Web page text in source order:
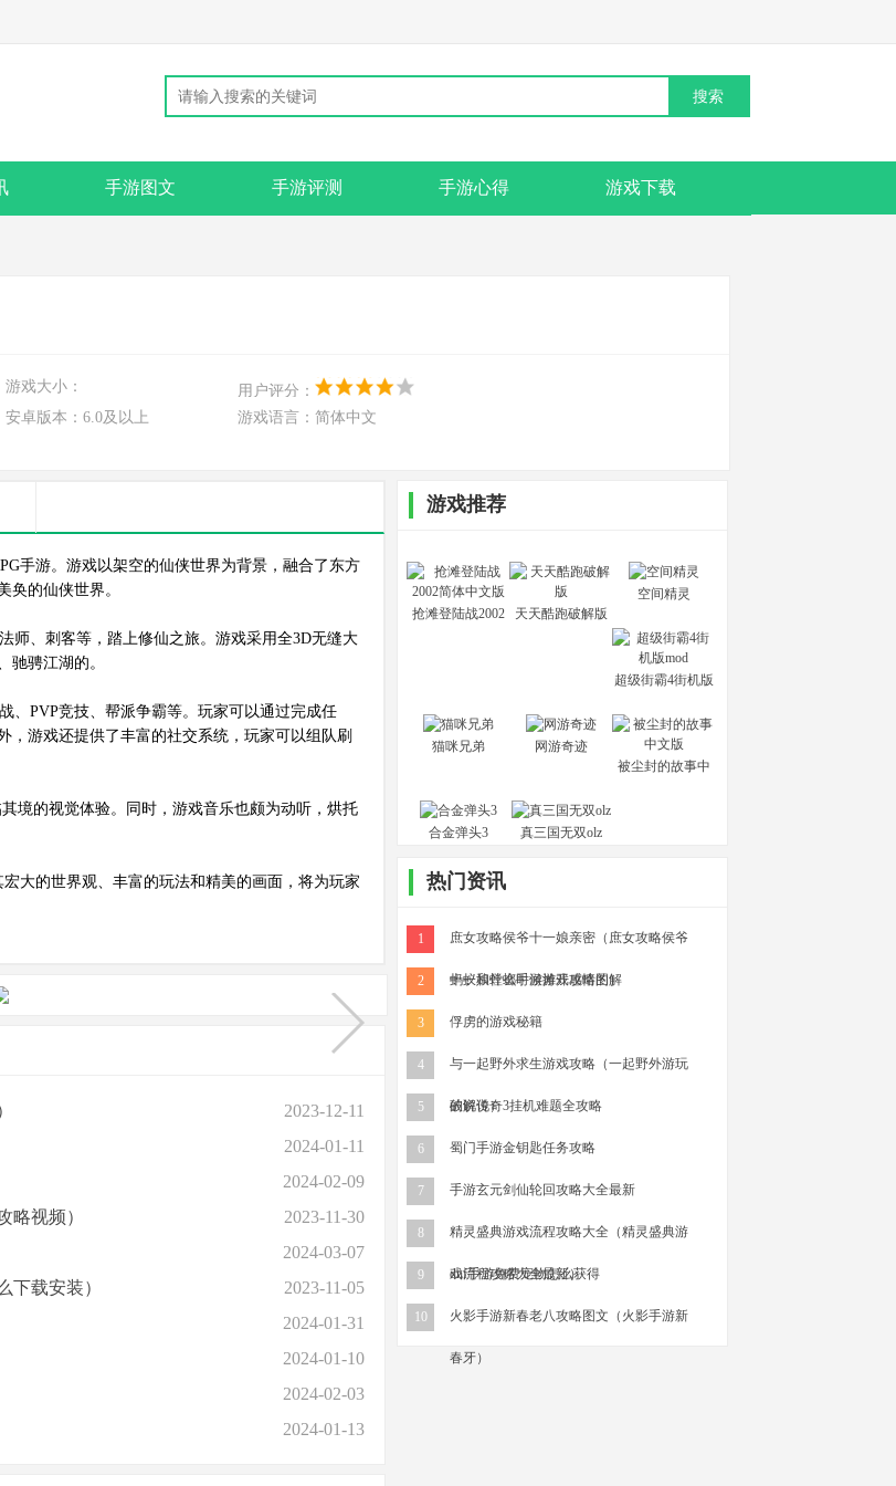
手游图文 手游评测 手游心得 游戏下载
游戏大小：
用户评分：
安卓版本： 6.0及以上 游戏语言： 简体中文
手游。游戏以架空的仙侠世界为背景，融合了东方
奂的仙侠世界。
、刺客等，踏上修仙之旅。游戏采用全3D无缝大
驰骋江湖的。
PVP竞技、帮派争霸等。玩家可以通过完成任
游戏还提供了丰富的社交系统，玩家可以组队刷
境的视觉体验。同时，游戏音乐也颇为动听，烘托
大的世界观、丰富的玩法和精美的画面，将为玩家
2023-12-11
2024-01-11
2024-02-09
略视频）
2023-11-30
2024-03-07
下载安装）
2023-11-05
2024-01-31
2024-01-10
2024-02-03
2024-01-13
游戏推荐
抢滩登陆战2002
天天酷跑破解版
空间精灵
超级街霸4街机版
猫咪兄弟
网游奇迹
被尘封的故事中
合金弹头3 真三国无双olz
热门资讯
1 庶女攻略侯爷十一娘亲密（庶女攻略侯爷
十一娘什么时候摊开感情的）
2 蚂蚁和螳螂手游游戏攻略图解
3 俘虏的游戏秘籍
4 与一起野外求生游戏攻略（一起野外游玩
的说说）
5 破解传奇3挂机难题全攻略
6 蜀门手游金钥匙任务攻略
7 手游玄元剑仙轮回攻略大全最新
8 精灵盛典游戏流程攻略大全（精灵盛典游
戏流程攻略大全最新）
9 dnf手游免费宠物怎么获得
10 火影手游新春老八攻略图文（火影手游新
春牙）